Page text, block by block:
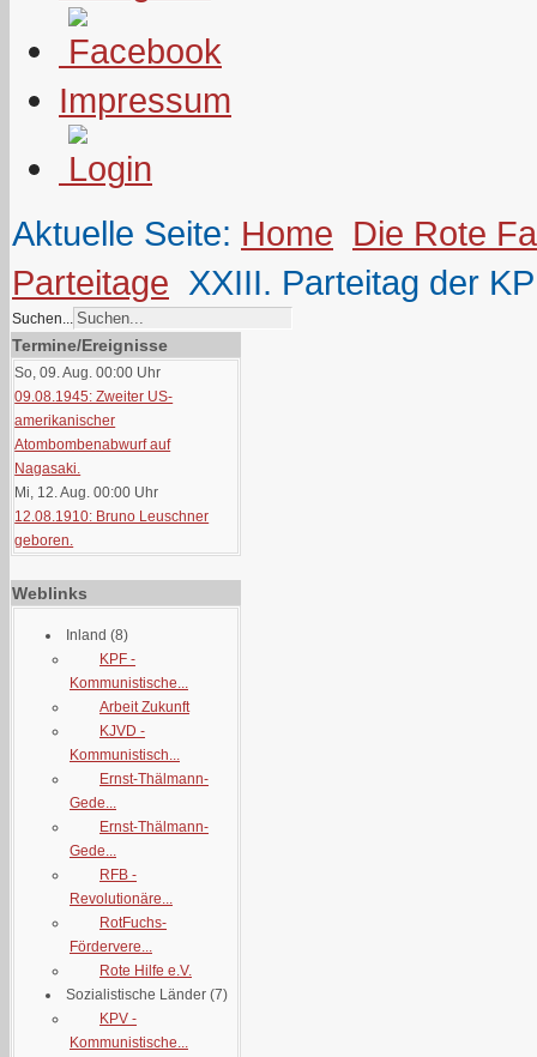
Impressum
Aktuelle Seite: Home Die Rote
Parteitage XXIII. Parteitag der
Suchen...
Termine/Ereignisse
So, 09. Aug. 00:00 Uhr
09.08.1945: Zweiter US-
amerikanischer
Atombombenabwurf auf
Nagasaki.
Mi, 12. Aug. 00:00 Uhr
12.08.1910: Bruno Leuschner
geboren.
Weblinks
Inland (8)
KPF -
Kommunistische...
Arbeit Zukunft
KJVD -
Kommunistisch...
Ernst-Thälmann-
Gede...
Ernst-Thälmann-
Gede...
RFB -
Revolutionäre...
RotFuchs-
Fördervere...
Rote Hilfe e.V.
Sozialistische Länder (7)
KPV -
Kommunistische...